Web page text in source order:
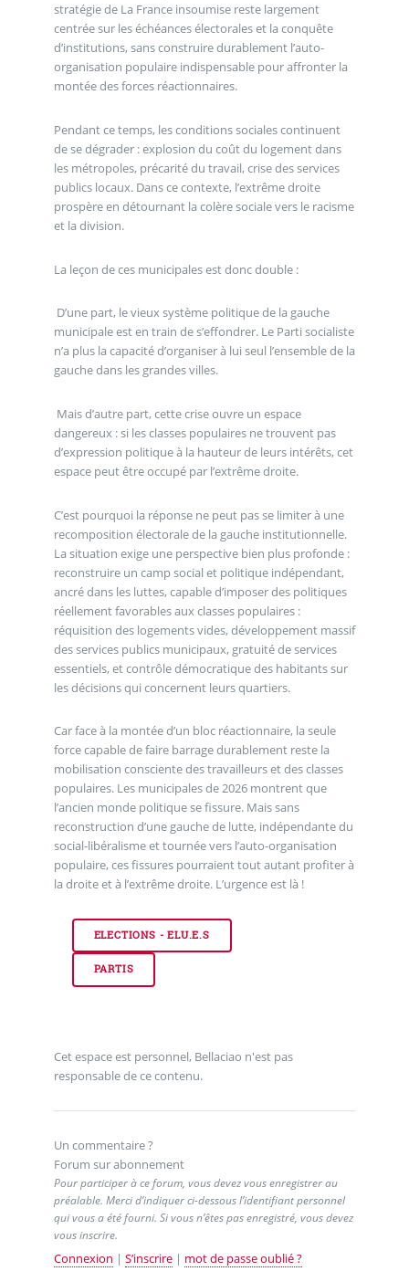
stratégie de La France insoumise reste largement
centrée sur les échéances électorales et la conquête
d’institutions, sans construire durablement l’auto-
organisation populaire indispensable pour affronter la
montée des forces réactionnaires.
Pendant ce temps, les conditions sociales continuent
de se dégrader : explosion du coût du logement dans
les métropoles, précarité du travail, crise des services
publics locaux. Dans ce contexte, l’extrême droite
prospère en détournant la colère sociale vers le racisme
et la division.
La leçon de ces municipales est donc double :
D’une part, le vieux système politique de la gauche
municipale est en train de s’effondrer. Le Parti socialiste
n’a plus la capacité d’organiser à lui seul l’ensemble de la
gauche dans les grandes villes.
Mais d’autre part, cette crise ouvre un espace
dangereux : si les classes populaires ne trouvent pas
d’expression politique à la hauteur de leurs intérêts, cet
espace peut être occupé par l’extrême droite.
C’est pourquoi la réponse ne peut pas se limiter à une
recomposition électorale de la gauche institutionnelle.
La situation exige une perspective bien plus profonde :
reconstruire un camp social et politique indépendant,
ancré dans les luttes, capable d’imposer des politiques
réellement favorables aux classes populaires :
réquisition des logements vides, développement massif
des services publics municipaux, gratuité de services
essentiels, et contrôle démocratique des habitants sur
les décisions qui concernent leurs quartiers.
Car face à la montée d’un bloc réactionnaire, la seule
force capable de faire barrage durablement reste la
mobilisation consciente des travailleurs et des classes
populaires. Les municipales de 2026 montrent que
l’ancien monde politique se fissure. Mais sans
reconstruction d’une gauche de lutte, indépendante du
social-libéralisme et tournée vers l’auto-organisation
populaire, ces fissures pourraient tout autant profiter à
la droite et à l’extrême droite. L’urgence est là !
ELECTIONS - ELU.E.S
PARTIS
Cet espace est personnel, Bellaciao n'est pas
responsable de ce contenu.
Un commentaire ?
Forum sur abonnement
Pour participer à ce forum, vous devez vous enregistrer au
préalable. Merci d’indiquer ci-dessous l’identifiant personnel
qui vous a été fourni. Si vous n’êtes pas enregistré, vous devez
vous inscrire.
Connexion | S’inscrire| mot de passe oublié ?